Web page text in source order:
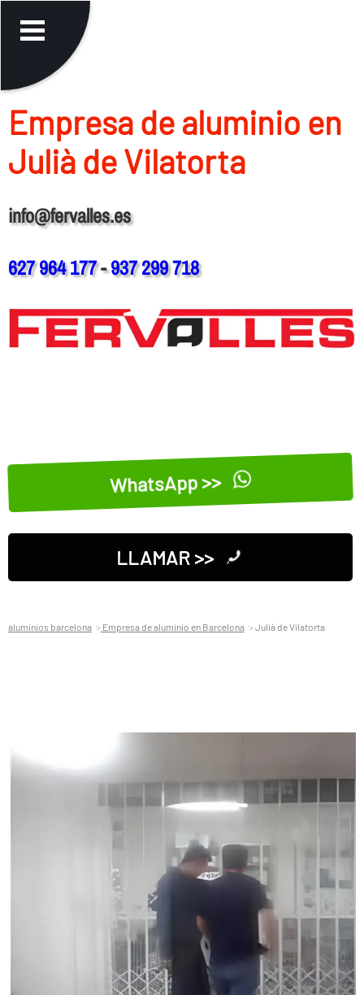
Empresa de aluminio en
Julià de Vilatorta
info@fervalles.es
627 964 177-937 299 718
WhatsApp >>
LLAMAR >>
aluminios barcelona Empresa de aluminio en Barcelona Julià de Vilatorta